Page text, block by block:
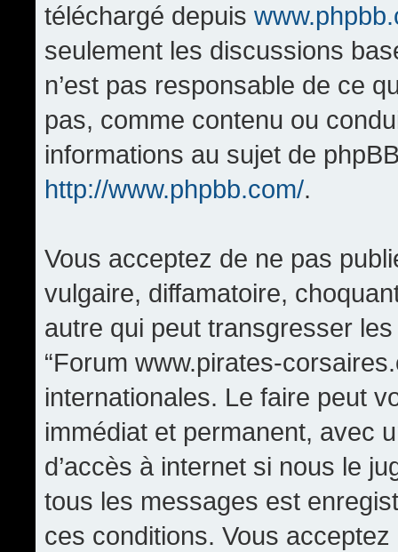
téléchargé depuis
seulement les discussions
n’est pas responsable de ce
pas, comme contenu ou
informations au sujet de
http://www.phpbb.com/.
Vous acceptez de ne pas
vulgaire, diffamatoire,
autre qui peut transgresser
“Forum www.pirates-
internationales. Le faire peut
immédiat et permanent, avec
d’accès à internet si nous le
tous les messages est
ces conditions. Vous